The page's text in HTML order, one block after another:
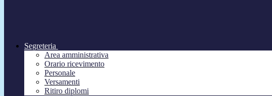
Segreteria
Area amministrativa
Orario ricevimento
Personale
Versamenti
Ritiro diplomi